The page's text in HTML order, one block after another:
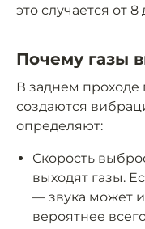
это случается от 8
Почему газы
В заднем проходе
создаются
определяют:
Скорость
выходят газы.
— звука может
вероятнее